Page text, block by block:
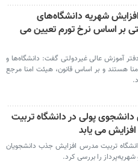
شهریه دانشگاه‌های
بر اساس نرخ تورم تعیین می
آموزش عالی غیردولتی گفت: دانشگاه‌ها و
هستند و بر اساس قانون، هیئت امنا مرجع
پولی در دانشگاه تربیت
می یابد
تربیت مدرس افزایش جذب دانشجویان
را بررسی کرد.